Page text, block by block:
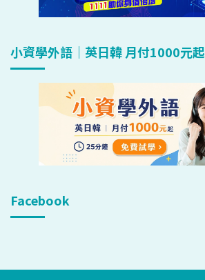
小資學外語｜英日韓 月付1000元起
Facebook